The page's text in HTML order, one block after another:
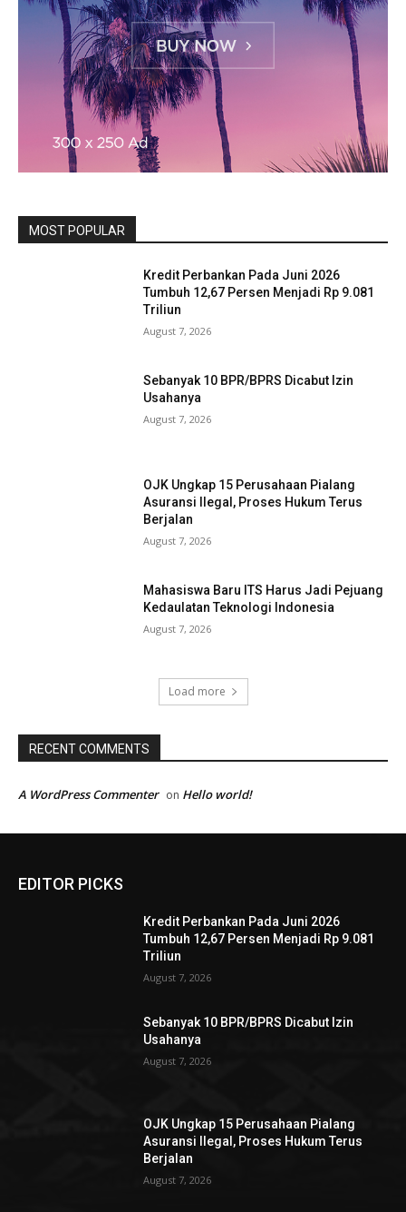
MOST POPULAR
Kredit Perbankan Pada Juni 2026
Tumbuh 12,67 Persen Menjadi Rp 9.081
Triliun
August 7, 2026
Sebanyak 10 BPR/BPRS Dicabut Izin
Usahanya
August 7, 2026
OJK Ungkap 15 Perusahaan Pialang
Asuransi Ilegal, Proses Hukum Terus
Berjalan
August 7, 2026
Mahasiswa Baru ITS Harus Jadi Pejuang
Kedaulatan Teknologi Indonesia
August 7, 2026
Load more
RECENT COMMENTS
A WordPress Commenter on Hello world!
EDITOR PICKS
Kredit Perbankan Pada Juni 2026
Tumbuh 12,67 Persen Menjadi Rp 9.081
Triliun
August 7, 2026
Sebanyak 10 BPR/BPRS Dicabut Izin
Usahanya
August 7, 2026
OJK Ungkap 15 Perusahaan Pialang
Asuransi Ilegal, Proses Hukum Terus
Berjalan
August 7, 2026